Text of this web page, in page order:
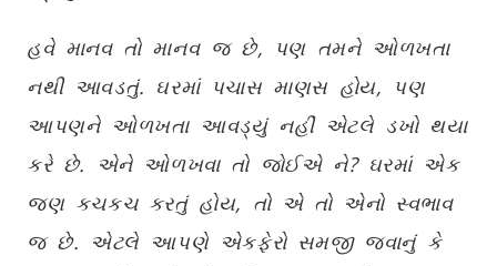
હવે માનવ તો માનવ જ છે, પણ તમને ઓળખતા
નથી આવડતું. ઘરમાં પચાસ માણસ હોય, પણ
આપણને ઓળખતા આવડ્યું નહીં એટલે ડખો થયા
કરે છે. એને ઓળખવા તો જોઈએ ને? ઘરમાં એક
જણ કચકચ કરતું હોય, તો એ તો એનો સ્વભાવ
જ છે. એટલે આપણે એકફેરો સમજી જવાનું કે